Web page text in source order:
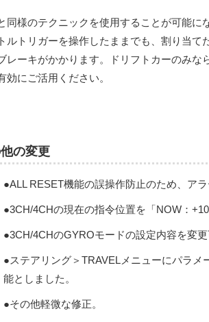
同様のテクニックを使用することが可能
ルトリガーを操作したままでも、割り当
レーキがかかります。ドリフトカーのみ
効にご活用ください。
の変更
●ALL RESET機能の誤操作防止のため、ア
●3CH/4CHの現在の指令位置を「NOW：
●3CH/4CHのGYROモードの設定内容を変更
●ステアリング＞TRAVELメニューにパラ
能としました。
●その他軽微な修正。